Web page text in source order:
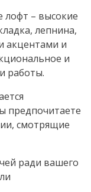
лофт – высокие
лепнина,
акцентами и
и
работы.
предпочитаете
смотрящие
ради вашего